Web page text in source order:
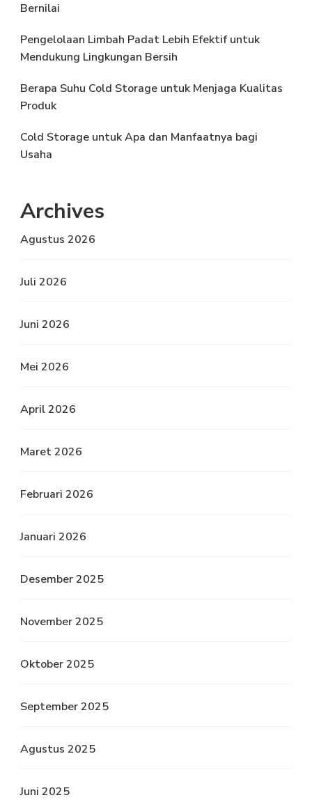
Bernilai
Pengelolaan Limbah Padat Lebih Efektif untuk
Mendukung Lingkungan Bersih
Berapa Suhu Cold Storage untuk Menjaga Kualitas
Produk
Cold Storage untuk Apa dan Manfaatnya bagi
Usaha
Archives
Agustus 2026
Juli 2026
Juni 2026
Mei 2026
April 2026
Maret 2026
Februari 2026
Januari 2026
Desember 2025
November 2025
Oktober 2025
September 2025
Agustus 2025
Juni 2025